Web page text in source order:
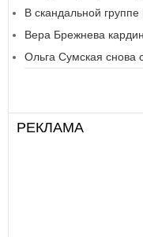
В скандальной
Вера Брежнева
Ольга Сумская снова
РЕКЛАМА